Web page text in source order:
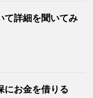
て詳細を聞いてみ
にお金を借りる